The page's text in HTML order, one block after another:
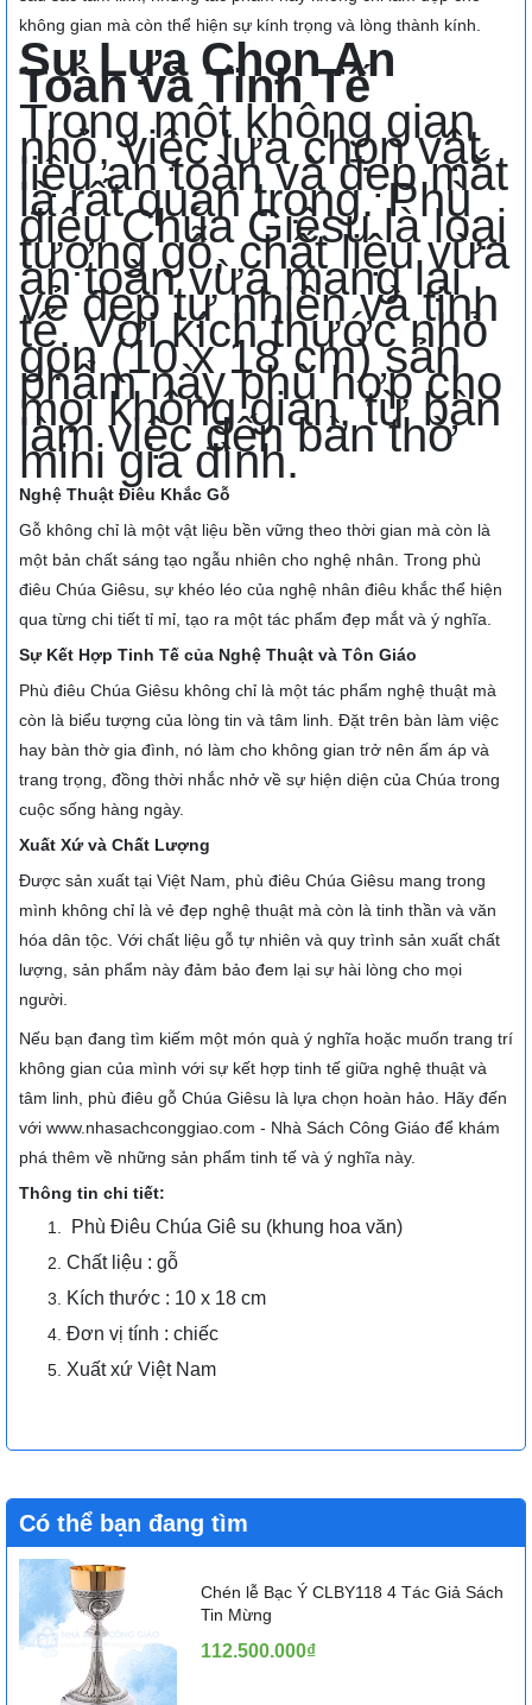
không gian mà còn thể hiện sự kính trọng và lòng thành kính.
Sự Lựa Chọn An
Toàn và Tinh Tế
Trong một không gian
nhỏ, việc lựa chọn vật
liệu an toàn và đẹp mắt
là rất quan trọng. Phù
điêu Chúa Giêsu là loại
tượng gỗ, chất liệu vừa
an toàn vừa mang lại
vẻ đẹp tự nhiên và tinh
tế. Với kích thước nhỏ
gọn (10 x 18 cm) sản
phẩm này phù hợp cho
mọi không gian, từ bàn
làm việc đến bàn thờ
mini gia đình.
Nghệ Thuật Điêu Khắc Gỗ
Gỗ không chỉ là một vật liệu bền vững theo thời gian mà còn là
một bản chất sáng tạo ngẫu nhiên cho nghệ nhân. Trong phù
điêu Chúa Giêsu, sự khéo léo của nghệ nhân điêu khắc thể hiện
qua từng chi tiết tỉ mỉ, tạo ra một tác phẩm đẹp mắt và ý nghĩa.
Sự Kết Hợp Tinh Tế của Nghệ Thuật và Tôn Giáo
Phù điêu Chúa Giêsu không chỉ là một tác phẩm nghệ thuật mà
còn là biểu tượng của lòng tin và tâm linh. Đặt trên bàn làm việc
hay bàn thờ gia đình, nó làm cho không gian trở nên ấm áp và
trang trọng, đồng thời nhắc nhở về sự hiện diện của Chúa trong
cuộc sống hàng ngày.
Xuất Xứ và Chất Lượng
Được sản xuất tại Việt Nam, phù điêu Chúa Giêsu mang trong
mình không chỉ là vẻ đẹp nghệ thuật mà còn là tinh thần và văn
hóa dân tộc. Với chất liệu gỗ tự nhiên và quy trình sản xuất chất
lượng, sản phẩm này đảm bảo đem lại sự hài lòng cho mọi
người.
Nếu bạn đang tìm kiếm một món quà ý nghĩa hoặc muốn trang trí
không gian của mình với sự kết hợp tinh tế giữa nghệ thuật và
tâm linh, phù điêu gỗ Chúa Giêsu là lựa chọn hoàn hảo. Hãy đến
với www.nhasachconggiao.com - Nhà Sách Công Giáo để khám
phá thêm về những sản phẩm tinh tế và ý nghĩa này.
Thông tin chi tiết:
Phù Điêu Chúa Giê su (khung hoa văn)
Chất liệu : gỗ
Kích thước : 10 x 18 cm
Đơn vị tính : chiếc
Xuất xứ Việt Nam
Có thể bạn đang tìm
Chén lễ Bạc Ý CLBY118 4 Tác Giả Sách
Tin Mừng
112.500.000₫